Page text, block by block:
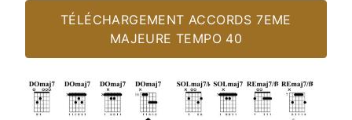
TÉLÉCHARGEMENT ACCORDS 7EME
MAJEURE TEMPO 40